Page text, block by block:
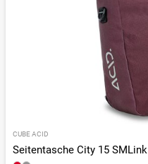
CUBE ACID
Seitentasche City 15 SMLink